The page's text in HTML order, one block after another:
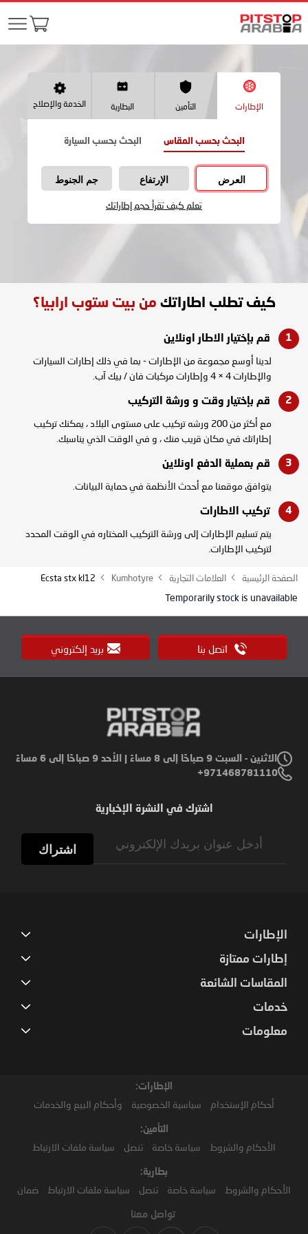
الإطارات التأمين البطارية الخدمة والإصلاح
البحث بحسب المقاس البحث بحسب السيارة
العرض الإرتفاع جم الجنوط
تعلم كيف تقرأ حجم إطاراتك
كيف تطلب اطاراتك من بيت ستوب ارابيا؟
قم بإختيار الاطار اونلاين
لدينا أوسع مجموعة من الإطارات - بما في ذلك إطارات السيارات
والإطارات 4 × 4 وإطارات مركبات فان / بيك آب.
قم بإختيار وقت و ورشة التركيب
مع أكثر من 200 ورشه تركيب على مستوى البلاد ، يمكنك تركيب
إطاراتك في مكان قريب منك ، و في الوقت الذي يناسبك.
قم بعملية الدفع اونلاين
يتوافق موقعنا مع أحدث الأنظمة في حماية البيانات.
تركيب الاطارات
يتم تسليم الإطارات إلى ورشة التركيب المختاره في الوقت المحدد
لتركيب الإطارات.
الصفحة الرئيسية العلامات التجارية Kumhotyre
Ecsta stx kl12
Temporarily stock is unavailable
اتصل بنا بريد إلكتروني
الاثنين - السبت 9 صباحًا إلى 8 مساءً | الأحد 9 صباحًا إلى 6 مساءً
971468781110+
اشترك في النشرة الإخبارية
اشتراك
الإطارات
إطارات ممتازة
المقاسات الشائعة
خدمات
معلومات
الإطارات:
أحكام الإستخدام سياسية الخصوصية وأحكام البيع والخدمات
التأمين:
الأحكام والشروط سياسة خاصة تنصل سياسة ملفات الارتباط
بطارية:
الأحكام والشروط سياسة خاصة تنصل سياسة ملفات الارتباط ضمان
تواصل معنا